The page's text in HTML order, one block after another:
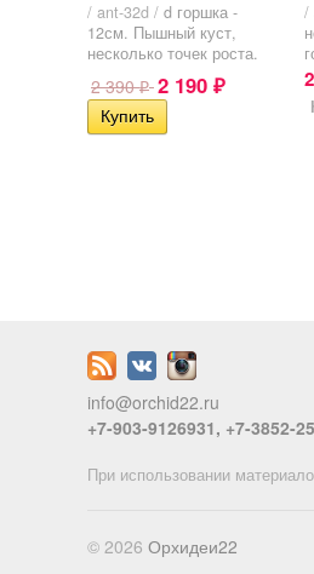
/ ant-32d / d горшка -
12см. Пышный куст,
несколько точек роста.
2 390₽ 2 190 ₽
/
info@orchid22.ru
+7-903-9126931, +7-3852-
При использовании
© 2026 Орхидеи22